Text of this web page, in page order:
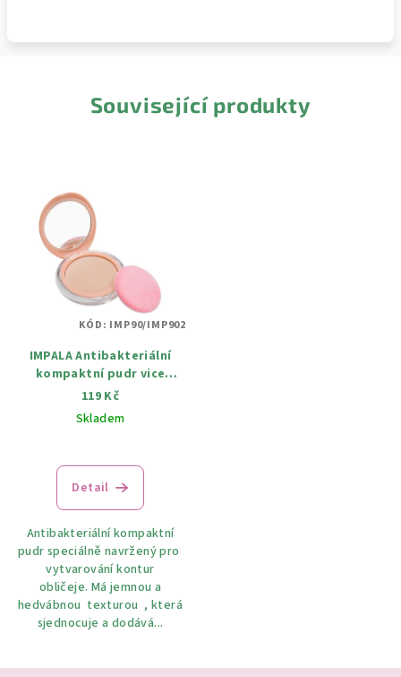
Související produkty
IMPALA Antibakteriální
kompaktní pudr vice
odstínů 12 g
119 Kč
Skladem
Detail
Antibakteriální kompaktní
pudr speciálně navržený pro
vytvarování kontur
obličeje. Má jemnou a
hedvábnou texturou , která
sjednocuje a dodává...
KÓD: IMP90/IMP902